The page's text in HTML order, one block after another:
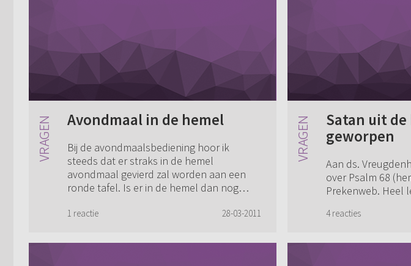
Avondmaal in de hemel
Bij de avondmaalsbediening hoor ik
steeds dat er straks in de hemel
avondmaal gevierd zal worden aan een
ronde tafel. Is er in de hemel dan nog
een ronde tafel ...
1 reactie 28-03-2011
Satan uit
geworpen
Aan ds.
over Psalm 68 (hemelvaartsdag) via
Prekenweb. Heel
Wat bedoelt u
4 reacties